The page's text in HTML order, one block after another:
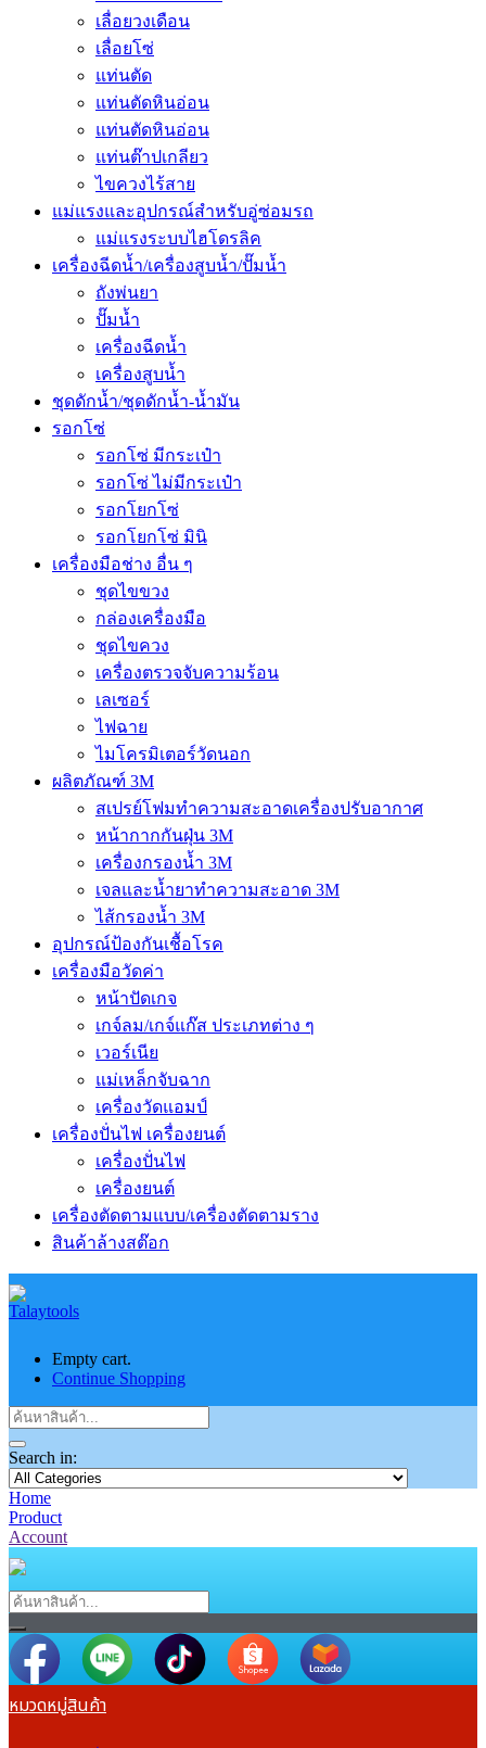
เลื่อยวงเดือน
เลื่อยโซ่
แท่นตัด
แท่นตัดหินอ่อน
แท่นตัดหินอ่อน
แท่นต๊าปเกลียว
ไขควงไร้สาย
แม่แรงและอุปกรณ์สำหรับอู่ซ่อมรถ
แม่แรงระบบไฮโดรลิค
เครื่องฉีดน้ำ/เครื่องสูบน้ำ/ปั๊มน้ำ
ถังพ่นยา
ปั๊มน้ำ
เครื่องฉีดน้ำ
เครื่องสูบน้ำ
ชุดดักน้ำ/ชุดดักน้ำ-น้ำมัน
รอกโซ่
รอกโซ่ มีกระเป๋า
รอกโซ่ ไม่มีกระเป๋า
รอกโยกโซ่
รอกโยกโซ่ มินิ
เครื่องมือช่าง อื่น ๆ
ชุดไขขวง
กล่องเครื่องมือ
ชุดไขควง
เครื่องตรวจจับความร้อน
เลเซอร์
ไฟฉาย
ไมโครมิเตอร์วัดนอก
ผลิตภัณฑ์ 3M
สเปรย์โฟมทำความสะอาดเครื่องปรับอากาศ
หน้ากากกันฝุ่น 3M
เครื่องกรองน้ำ 3M
เจลและน้ำยาทำความสะอาด 3M
ไส้กรองน้ำ 3M
อุปกรณ์ป้องกันเชื้อโรค
เครื่องมือวัดค่า
หน้าปัดเกจ
เกจ์ลม/เกจ์แก๊ส ประเภทต่าง ๆ
เวอร์เนีย
แม่เหล็กจับฉาก
เครื่องวัดแอมป์
เครื่องปั่นไฟ เครื่องยนต์
เครื่องปั่นไฟ
เครื่องยนต์
เครื่องตัดตามแบบ/เครื่องตัดตามราง
สินค้าล้างสต๊อก
Empty cart.
Continue Shopping
Search in:
Home
Product
Account
หมวดหมู่สินค้า